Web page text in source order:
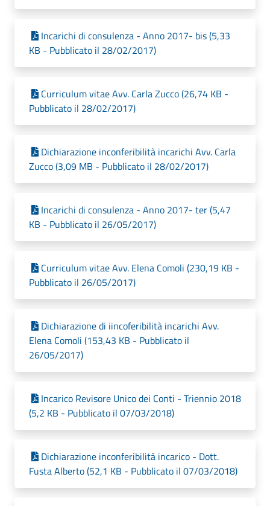
Incarichi di consulenza - Anno 2017- bis (5,33
KB - Pubblicato il 28/02/2017)
Curriculum vitae Avv. Carla Zucco (26,74 KB -
Pubblicato il 28/02/2017)
Dichiarazione inconferibilità incarichi Avv. Carla
Zucco (3,09 MB - Pubblicato il 28/02/2017)
Incarichi di consulenza - Anno 2017- ter (5,47
KB - Pubblicato il 26/05/2017)
Curriculum vitae Avv. Elena Comoli (230,19 KB -
Pubblicato il 26/05/2017)
Dichiarazione di iincoferibilità incarichi Avv.
Elena Comoli (153,43 KB - Pubblicato il
26/05/2017)
Incarico Revisore Unico dei Conti - Triennio 2018
(5,2 KB - Pubblicato il 07/03/2018)
Dichiarazione inconferibilità incarico - Dott.
Fusta Alberto (52,1 KB - Pubblicato il 07/03/2018)